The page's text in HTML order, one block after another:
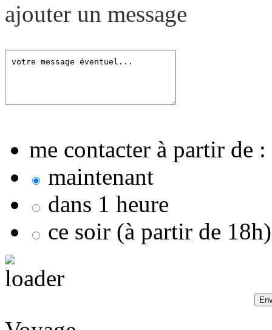
ajouter un message
me contacter à partir de :
maintenant
dans 1 heure
ce soir (à partir de 18h)